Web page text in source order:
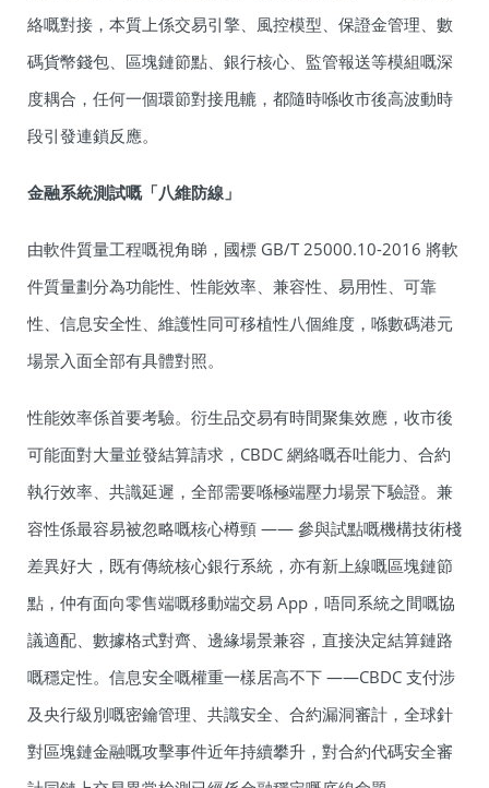
絡嘅對接，本質上係交易引擎、風控模型、保證金管理、數
碼貨幣錢包、區塊鏈節點、銀行核心、監管報送等模組嘅深
度耦合，任何一個環節對接甩轆，都隨時喺收市後高波動時
段引發連鎖反應。
金融系統測試嘅「八維防線」
由軟件質量工程嘅視角睇，國標 GB/T 25000.10-2016 將軟
件質量劃分為功能性、性能效率、兼容性、易用性、可靠
性、信息安全性、維護性同可移植性八個維度，喺數碼港元
場景入面全部有具體對照。
性能效率係首要考驗。衍生品交易有時間聚集效應，收市後
可能面對大量並發結算請求，CBDC 網絡嘅吞吐能力、合約
執行效率、共識延遲，全部需要喺極端壓力場景下驗證。兼
容性係最容易被忽略嘅核心樽頸 —— 參與試點嘅機構技術棧
差異好大，既有傳統核心銀行系統，亦有新上線嘅區塊鏈節
點，仲有面向零售端嘅移動端交易 App，唔同系統之間嘅協
議適配、數據格式對齊、邊緣場景兼容，直接決定結算鏈路
嘅穩定性。信息安全嘅權重一樣居高不下 ——CBDC 支付涉
及央行級別嘅密鑰管理、共識安全、合約漏洞審計，全球針
對區塊鏈金融嘅攻擊事件近年持續攀升，對合約代碼安全審